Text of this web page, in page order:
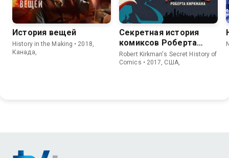
История вещей
History in the Making • 2018,
Канада,
Секретная история
комиксов Роберта
Киркмана
Robert Kirkman's Secret History of
Comics • 2017, США,